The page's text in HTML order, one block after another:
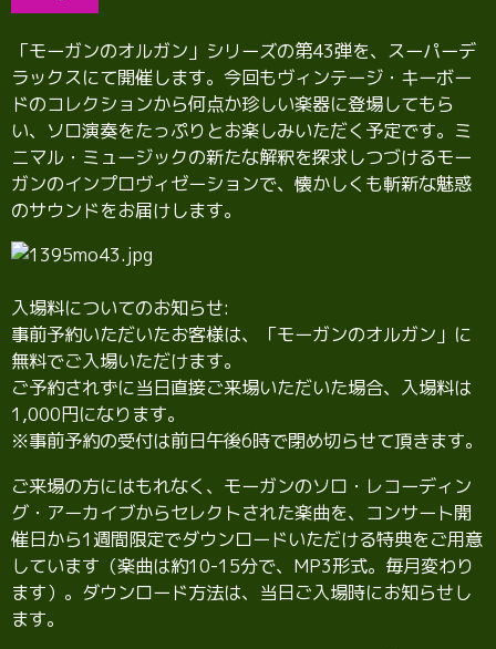
「モーガンのオルガン」シリーズの第43弾を、スーパーデ
ラックスにて開催します。今回もヴィンテージ・キーボー
ドのコレクションから何点か珍しい楽器に登場してもら
い、ソロ演奏をたっぷりとお楽しみいただく予定です。ミ
ニマル・ミュージックの新たな解釈を探求しつづけるモー
ガンのインプロヴィゼーションで、懐かしくも斬新な魅惑
のサウンドをお届けします。
入場料についてのお知らせ:
事前予約いただいたお客様は、「モーガンのオルガン」に
無料でご入場いただけます。
ご予約されずに当日直接ご来場いただいた場合、入場料は
1,000円になります。
※事前予約の受付は前日午後6時で閉め切らせて頂きます。
ご来場の方にはもれなく、モーガンのソロ・レコーディン
グ・アーカイブからセレクトされた楽曲を、コンサート開
催日から1週間限定でダウンロードいただける特典をご用意
しています（楽曲は約10-15分で、MP3形式。毎月変わり
ます）。ダウンロード方法は、当日ご入場時にお知らせし
ます。